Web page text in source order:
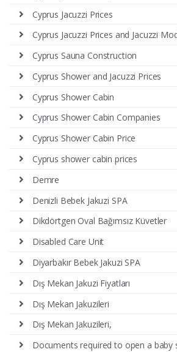
Cyprus Jacuzzi Prices
Cyprus Jacuzzi Prices and Jacuzzi
Cyprus Sauna Construction
Cyprus Shower and Jacuzzi Prices
Cyprus Shower Cabin
Cyprus Shower Cabin Companies
Cyprus Shower Cabin Price
Cyprus shower cabin prices
Demre
Denizli Bebek Jakuzi SPA
Dikdörtgen Oval Bağımsız Küvetler
Disabled Care Unit
Diyarbakır Bebek Jakuzi SPA
Dış Mekan Jakuzi Fiyatları
Dış Mekan Jakuzileri
Dış Mekan Jakuzileri,
Documents required to open a baby